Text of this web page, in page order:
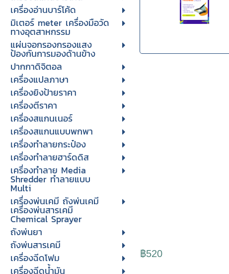
เครื่องอ่านบาร์โค้ด
มิเตอร์ meter เครื่องมือวัด
ทางอุตสาหกรรม
แผ่นจอกรองกรองแสง
ป้องกันการมองด้านข้าง
ปากกาดิจิตอล
เครื่องแปลภาษา
เครื่องยิงป้ายราคา
เครื่องตีราคา
เครื่องสแกนเนอร์
เครื่องสแกนแบบพกพา
เครื่องทำลายกระป๋อง
เครื่องทำลายฮาร์ดดิส
เครื่องทำลาย Media
Shredder ทำลายแบบ
Multi
เครื่องพ่นเคมี ถังพ่นเคมี
เครื่องพ่นสารเคมี
Chemical Sprayer
ถังพ่นยา
ถังพ่นสารเคมี
เครื่องฉีดโฟม
เครื่องฉีดน้ำมัน
฿520